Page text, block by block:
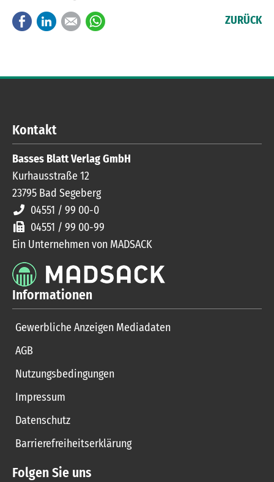
FacebookLinkedInE-mail ZURÜCK
Kontakt
Basses Blatt Verlag GmbH
Kurhausstraße 12
23795 Bad Segeberg
04551 / 99 00-0
04551 / 99 00-99
Ein Unternehmen von MADSACK
Informationen
Gewerbliche Anzeigen Mediadaten
AGB
Nutzungsbedingungen
Impressum
Datenschutz
Barrierefreiheitserklärung
Folgen Sie uns